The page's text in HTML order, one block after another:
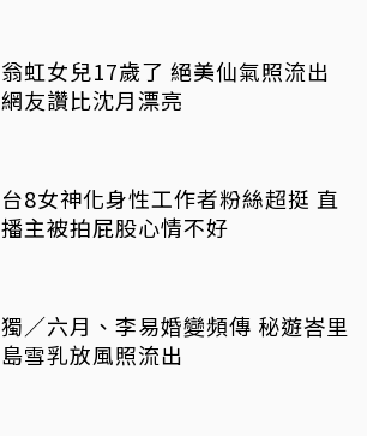
翁虹女兒17歲了 絕美仙氣照流出
網友讚比沈月漂亮
台8女神化身性工作者粉絲超挺 直
播主被拍屁股心情不好
獨／六月、李易婚變頻傳 秘遊峇里
島雪乳放風照流出